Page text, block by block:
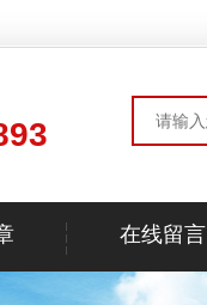
在线留言